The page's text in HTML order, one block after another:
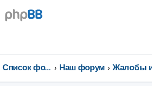
Список форумов Наш форум